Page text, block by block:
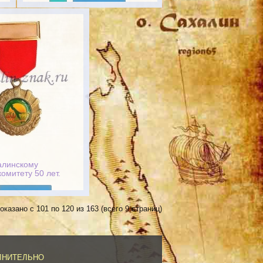
50 лет.
с 101 по 120 из 163 (всего 9 страниц)